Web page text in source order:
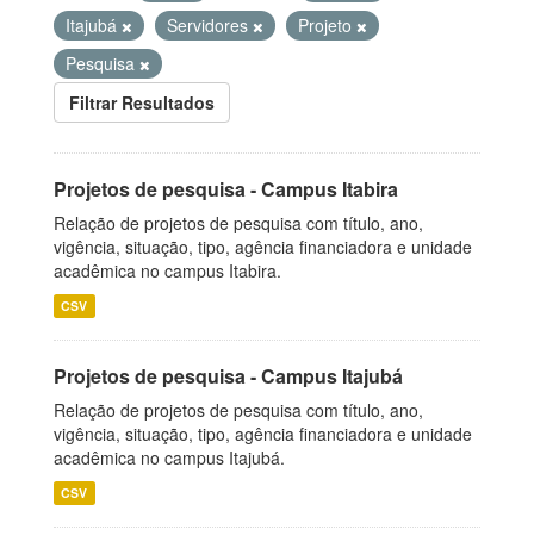
Itajubá
Servidores
Projeto
Pesquisa
Filtrar Resultados
Projetos de pesquisa - Campus Itabira
Relação de projetos de pesquisa com título, ano,
vigência, situação, tipo, agência financiadora e unidade
acadêmica no campus Itabira.
CSV
Projetos de pesquisa - Campus Itajubá
Relação de projetos de pesquisa com título, ano,
vigência, situação, tipo, agência financiadora e unidade
acadêmica no campus Itajubá.
CSV